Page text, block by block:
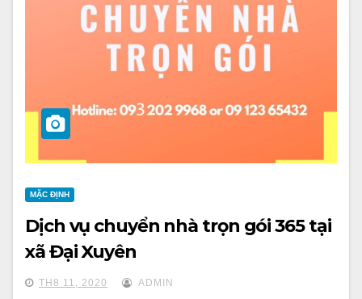
MẶC ĐỊNH
Dịch vụ chuyển nhà trọn gói 365 tại
xã Đại Xuyên
TH8 11, 2020 ADMIN